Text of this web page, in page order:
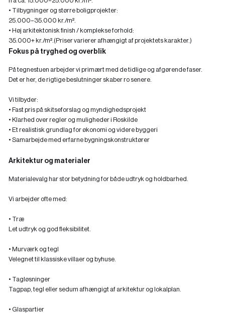
• Tilbygninger og større boligprojekter:
25.000–35.000 kr./m².
• Høj arkitektonisk finish / komplekse forhold:
35.000+ kr./m².(Priser varierer afhængigt af projektets karakter.)
Fokus på tryghed og overblik
På tegnestuen arbejder vi primært med de tidlige og afgørende faser.
Det er her, de rigtige beslutninger skaber ro senere.
Vi tilbyder:
‍• Fast pris på skitseforslag og myndighedsprojekt
‍• Klarhed over regler og muligheder i Roskilde
‍• Et realistisk grundlag for økonomi og videre byggeri
• Samarbejde med erfarne bygningskonstruktører
Arkitektur og materialer
Materialevalg har stor betydning for både udtryk og holdbarhed.
Vi arbejder ofte med:
• Træ
Let udtryk og god fleksibilitet.
• Murværk og tegl
Velegnet til klassiske villaer og byhuse.
• Tagløsninger
Tagpap, tegl eller sedum afhængigt af arkitektur og lokalplan.
• Glaspartier